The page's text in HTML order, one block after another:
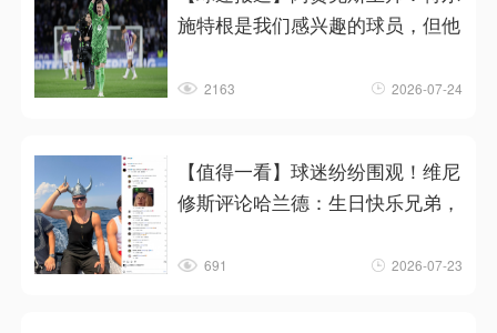
施特根是我们感兴趣的球员，但他
2163 2026-07-24
【值得一看】球迷纷纷围观！维尼
修斯评论哈兰德：生日快乐兄弟，
691 2026-07-23